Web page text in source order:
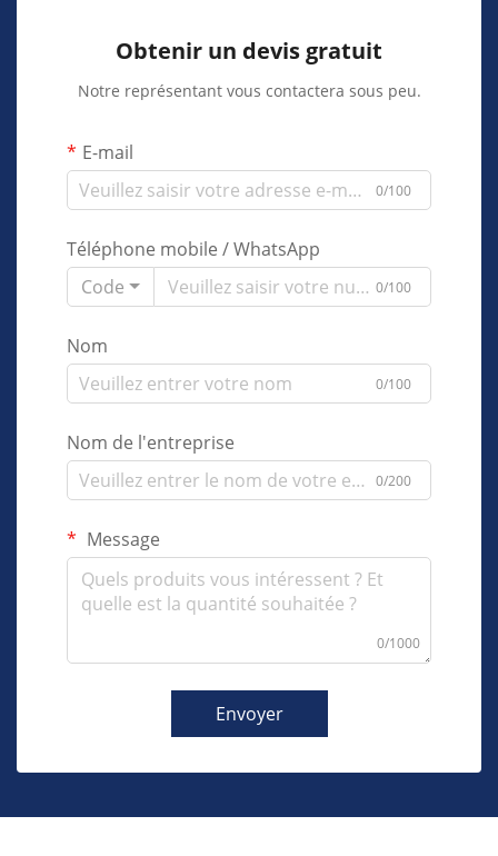
Obtenir un devis gratuit
Notre représentant vous contactera sous peu.
E-mail
0/100
Téléphone mobile / WhatsApp
Code
0/100
Nom
0/100
Nom de l'entreprise
0/200
Message
0/1000
Envoyer